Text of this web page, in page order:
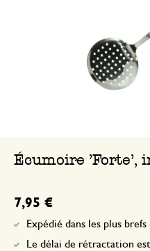
Écumoire 'Forte',
7,95 €
Expédié dans les plus brefs
Le délai de rétractation